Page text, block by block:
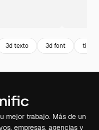
3d texto 3d font
mejor trabajo. Más de un
empresas, agencias y